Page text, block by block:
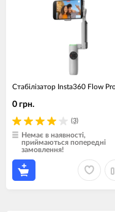
Стабілізатор Insta360 Flow
(3)
0 грн.
Немає в наявності,
приймаються попередні
замовлення!